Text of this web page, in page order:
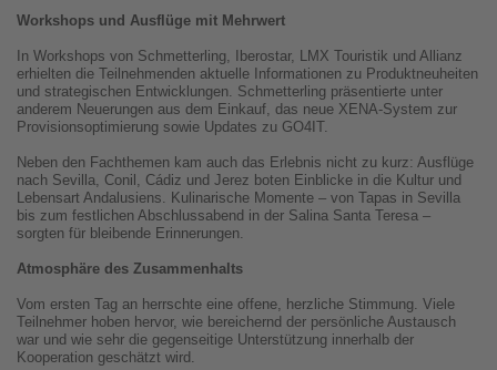
Workshops und Ausflüge mit Mehrwert
In Workshops von Schmetterling, Iberostar, LMX Touristik und Allianz
erhielten die Teilnehmenden aktuelle Informationen zu Produktneuheiten
und strategischen Entwicklungen. Schmetterling präsentierte unter
anderem Neuerungen aus dem Einkauf, das neue XENA-System zur
Provisionsoptimierung sowie Updates zu GO4IT.
Neben den Fachthemen kam auch das Erlebnis nicht zu kurz: Ausflüge
nach Sevilla, Conil, Cádiz und Jerez boten Einblicke in die Kultur und
Lebensart Andalusiens. Kulinarische Momente – von Tapas in Sevilla
bis zum festlichen Abschlussabend in der Salina Santa Teresa –
sorgten für bleibende Erinnerungen.
Atmosphäre des Zusammenhalts
Vom ersten Tag an herrschte eine offene, herzliche Stimmung. Viele
Teilnehmer hoben hervor, wie bereichernd der persönliche Austausch
war und wie sehr die gegenseitige Unterstützung innerhalb der
Kooperation geschätzt wird.